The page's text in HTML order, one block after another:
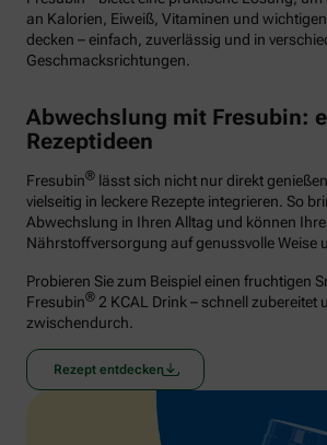
an Kalorien, Eiweiß, Vitaminen und
decken – einfach, zuverlässig und in
Geschmacksrichtungen.
Abwechslung mit Fresubin:
Rezeptideen
Fresubin® lässt sich nicht nur direkt
vielseitig in leckere Rezepte integrieren. So
Abwechslung in Ihren Alltag und können Ihre
Nährstoffversorgung auf genussvolle Weise
Probieren Sie zum Beispiel einen fruchtigen
Fresubin® 2 KCAL Drink – schnell zubereitet
zwischendurch.
Rezept entdecken